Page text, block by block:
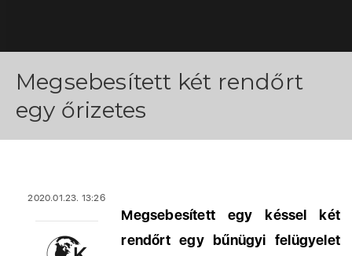
Megsebesített két rendőrt
egy őrizetes
2020.01.23. 13:26
Megsebesített egy késsel két
rendőrt egy bűnügyi felügyelet